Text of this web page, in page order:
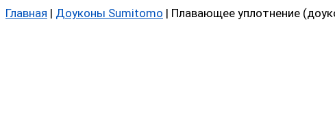
Главная | Доуконы Sumitomo | Плавающее уплотнение